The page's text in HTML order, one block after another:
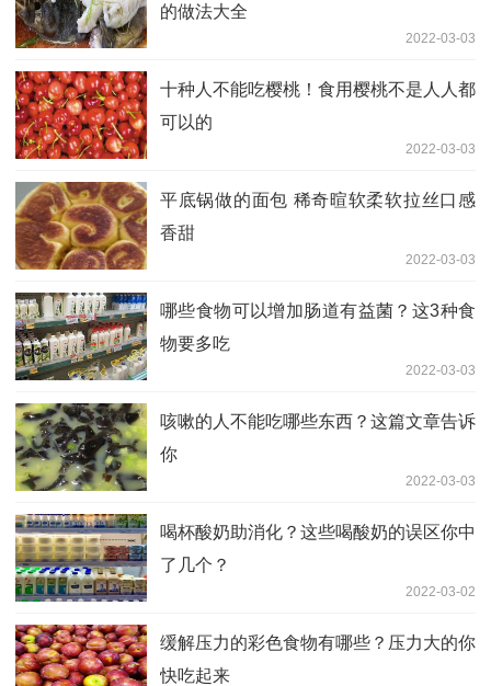
的做法大全
2022-03-03
十种人不能吃樱桃！食用樱桃不是人人都
可以的
2022-03-03
平底锅做的面包 稀奇暄软柔软拉丝口感
香甜
2022-03-03
哪些食物可以增加肠道有益菌？这3种食
物要多吃
2022-03-03
咳嗽的人不能吃哪些东西？这篇文章告诉
你
2022-03-03
喝杯酸奶助消化？这些喝酸奶的误区你中
了几个？
2022-03-02
缓解压力的彩色食物有哪些？压力大的你
快吃起来